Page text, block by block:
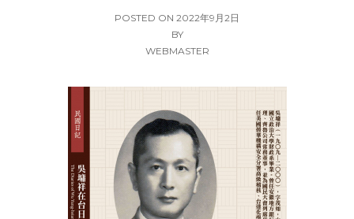
POSTED ON POSTED
ON
2022年9月2日
BY
WEBMASTER